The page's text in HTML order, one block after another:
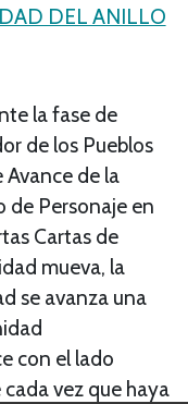
DEL ANILLO
la fase de
de los Pueblos
Avance de la
de Personaje en
Cartas de
mueva, la
se avanza una
con el lado
vez que haya